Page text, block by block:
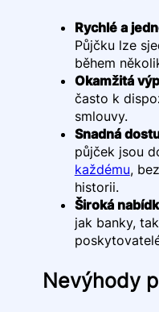
Rychlé a
Půjčku lze
během
Okamžitá
často k
smlouvy.
Snadná
půjček jsou
každému,
historii.
Široká
jak banky,
Nevýhody